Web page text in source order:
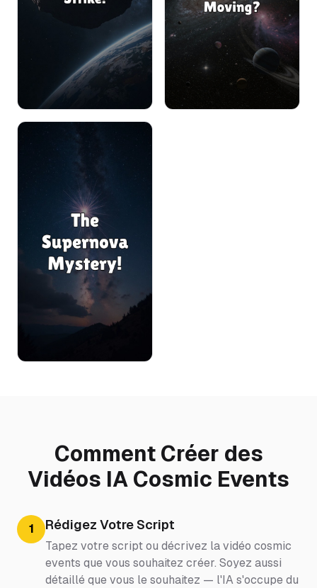
Comment Créer des
Vidéos IA Cosmic Events
1 Rédigez Votre Script
Tapez votre script ou décrivez la vidéo cosmic
events que vous souhaitez créer. Soyez aussi
détaillé que vous le souhaitez — l'IA s'occupe du